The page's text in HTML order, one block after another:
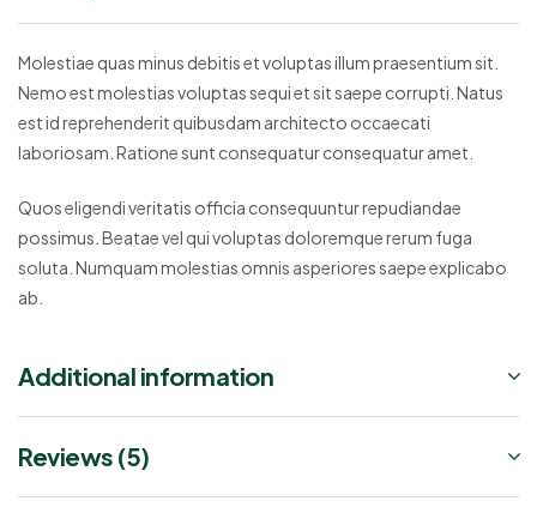
Molestiae quas minus debitis et voluptas illum praesentium sit.
Nemo est molestias voluptas sequi et sit saepe corrupti. Natus
est id reprehenderit quibusdam architecto occaecati
laboriosam. Ratione sunt consequatur consequatur amet.
Quos eligendi veritatis officia consequuntur repudiandae
possimus. Beatae vel qui voluptas doloremque rerum fuga
soluta. Numquam molestias omnis asperiores saepe explicabo
ab.
Additional information
Reviews (5)